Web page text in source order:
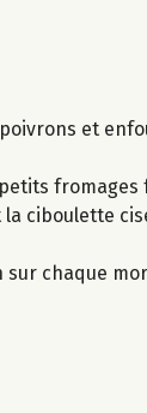
et
fromages
ciboulette
chaque